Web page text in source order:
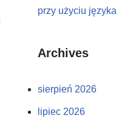
przy użyciu
Archives
sierpień 2026
lipiec 2026